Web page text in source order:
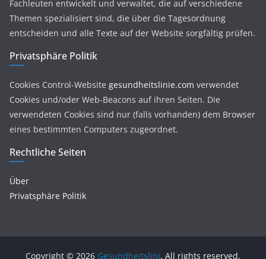
Fachleuten entwickelt und verwaltet, die auf verschiedene
Themen spezialisiert sind, die über die Tagesordnung
entscheiden und alle Texte auf der Website sorgfältig prüfen.
Privatsphäre Politik
Cookies Control-Website gesundheitslinie.com verwendet
Cookies und/oder Web-Beacons auf ihren Seiten. Die
verwendeten Cookies sind nur (falls vorhanden) dem Browser
eines bestimmten Computers zugeordnet.
Rechtliche Seiten
Über
Privatsphäre Politik
Copyright © 2026 Gesundheitslini. All rights reserved.